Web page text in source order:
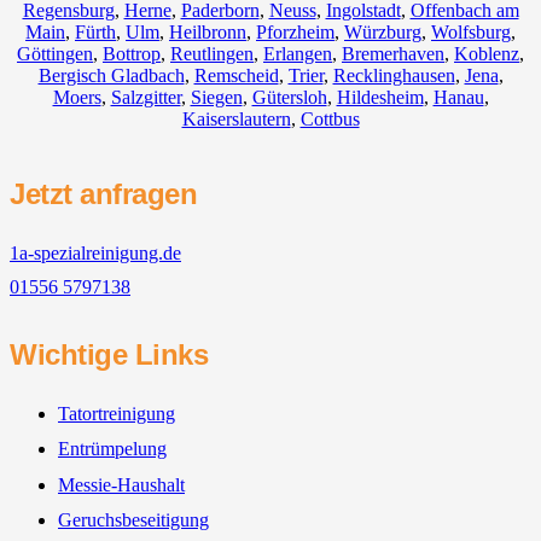
Regensburg, Herne, Paderborn, Neuss, Ingolstadt, Offenbach am
Main, Fürth, Ulm, Heilbronn, Pforzheim, Würzburg, Wolfsburg,
Göttingen, Bottrop, Reutlingen, Erlangen, Bremerhaven, Koblenz,
Bergisch Gladbach, Remscheid, Trier, Recklinghausen, Jena,
Moers, Salzgitter, Siegen, Gütersloh, Hildesheim, Hanau,
Kaiserslautern, Cottbus
Jetzt anfragen
1a-spezialreinigung.de
01556 5797138
Wichtige Links
Tatortreinigung
Entrümpelung
Messie-Haushalt
Geruchsbeseitigung